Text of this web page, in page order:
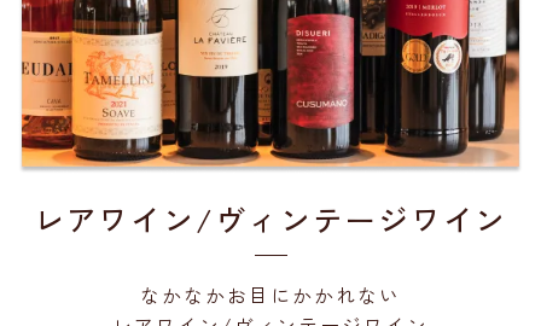
レアワイン/ヴィンテージワイン
なかなかお目にかかれない